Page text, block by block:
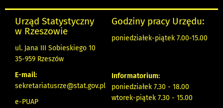
Urząd Statystyczny
w Rzeszowie
ul. Jana III Sobieskiego 10
35-959 Rzeszów
E-mail:
sekretariatusrze@stat.gov.pl
e-PUAP
Godziny pracy Urzędu:
poniedziałek-piątek 7.00-15.00
Informatorium:
poniedziałek 7.30 - 18.00
wtorek-piątek 7.30 - 15.00